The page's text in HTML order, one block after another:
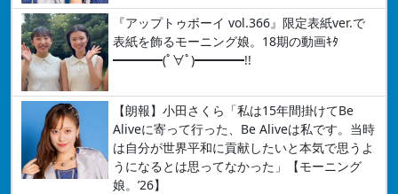
『アップトゥボーイ vol.366』限定表紙ver.で
表紙を飾るモーニング娘。18期の動画ｷﾀ
━━━━(ﾟ∀ﾟ)━━━━!!
【朗報】小田さくら「私は15年間掛けてBe
Aliveに寄って行った、Be Aliveは私です。当時
は自分が世界平和に貢献したいと本気で思うよ
うになるとは思ってなかった」【モーニング
娘。’26】